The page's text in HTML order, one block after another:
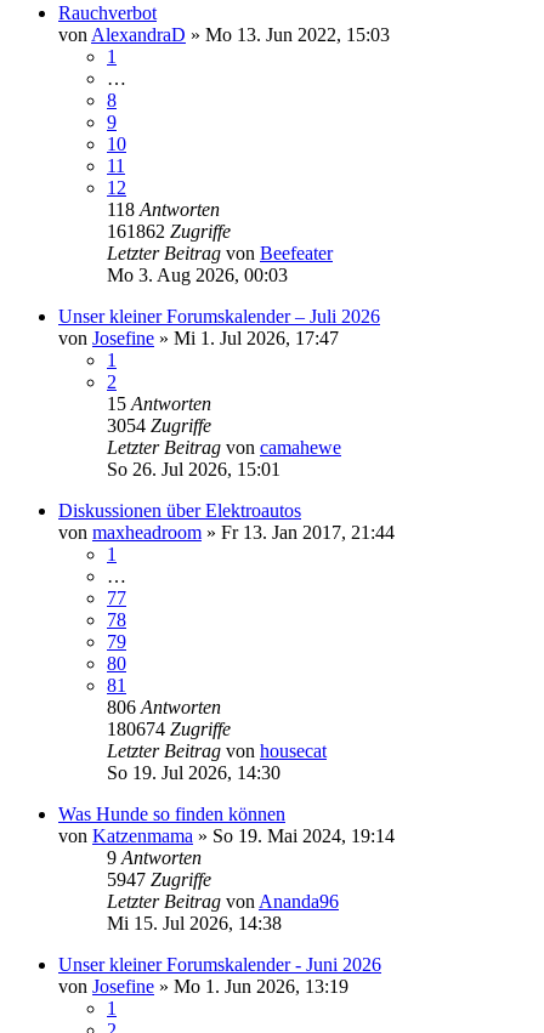
Rauchverbot
von AlexandraD » Mo 13. Jun 2022, 15:03
1
…
8
9
10
11
12
118 Antworten
161862 Zugriffe
Letzter Beitrag von Beefeater
Mo 3. Aug 2026, 00:03
Unser kleiner Forumskalender – Juli 2026
von Josefine » Mi 1. Jul 2026, 17:47
1
2
15 Antworten
3054 Zugriffe
Letzter Beitrag von camahewe
So 26. Jul 2026, 15:01
Diskussionen über Elektroautos
von maxheadroom » Fr 13. Jan 2017, 21:44
1
…
77
78
79
80
81
806 Antworten
180674 Zugriffe
Letzter Beitrag von housecat
So 19. Jul 2026, 14:30
Was Hunde so finden können
von Katzenmama » So 19. Mai 2024, 19:14
9 Antworten
5947 Zugriffe
Letzter Beitrag von Ananda96
Mi 15. Jul 2026, 14:38
Unser kleiner Forumskalender - Juni 2026
von Josefine » Mo 1. Jun 2026, 13:19
1